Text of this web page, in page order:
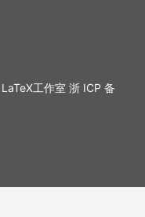
工作室 浙 ICP 备